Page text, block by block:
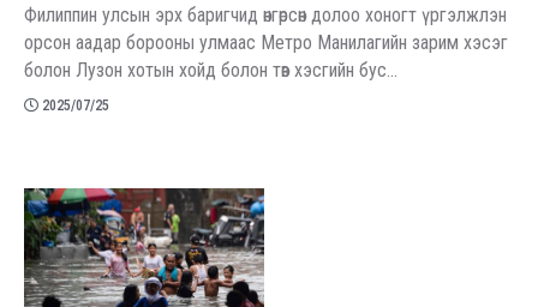
Филиппин улсын эрх баригчид өнгөрсөн долоо хоногт үргэлжлэн
орсон аадар борооны улмаас Метро Манилагийн зарим хэсэг
болон Лузон хотын хойд болон төв хэсгийн бус...
2025/07/25